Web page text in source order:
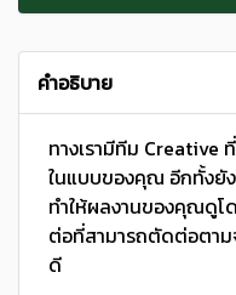
คำอธิบาย
ทางเรามีทีม Creative
ในแบบของคุณ อีกทั้งยั
ทำให้ผลงานของคุณดูโ
ต่อที่สามารถตัดต่อตาม
ดี